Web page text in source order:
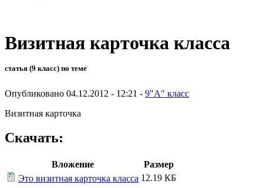
Визитная карточка класса
статья (9 класс) по теме
Опубликовано 04.12.2012 - 12:21 - 9"А" класс
Визитная карточка
Скачать:
Вложение
Размер
Это визитная карточка класса 12.19 КБ